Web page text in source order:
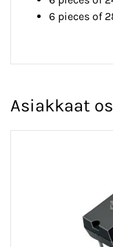
6 pieces of
Asiakkaat